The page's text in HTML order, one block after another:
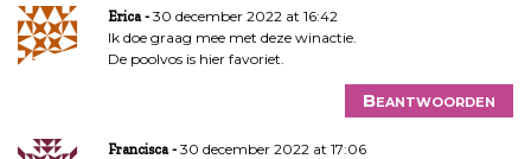
Erica
30 december 2022 at 16:42
Ik doe graag mee met deze winactie.
De poolvos is hier favoriet.
Beantwoorden
Francisca
30 december 2022 at 17:06